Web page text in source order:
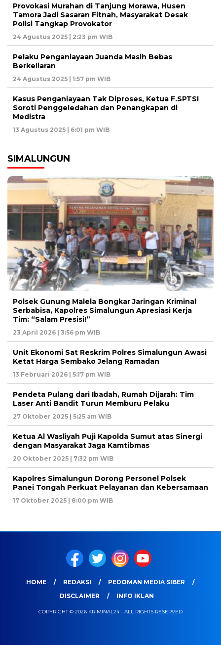
Provokasi Murahan di Tanjung Morawa, Husen
Tamora Jadi Sasaran Fitnah, Masyarakat Desak
Polisi Tangkap Provokator
24 Agustus 2025 | 2:23 pm WIB
Pelaku Penganiayaan Juanda Masih Bebas
Berkeliaran
24 Agustus 2025 | 1:57 pm WIB
Kasus Penganiayaan Tak Diproses, Ketua F.SPTSI
Soroti Penggeledahan dan Penangkapan di
Medistra
13 Agustus 2025 | 6:01 pm WIB
SIMALUNGUN
Polsek Gunung Malela Bongkar Jaringan Kriminal
Serbabisa, Kapolres Simalungun Apresiasi Kerja
Tim: “Salam Presisi!”
23 April 2026 | 3:56 pm WIB
Unit Ekonomi Sat Reskrim Polres Simalungun Awasi
Ketat Harga Sembako Jelang Ramadan
13 Februari 2026 | 5:17 pm WIB
Pendeta Pulang dari Ibadah, Rumah Dijarah: Tim
Laser Anti Bandit Turun Memburu Pelaku
27 Oktober 2025 | 5:25 am WIB
Ketua Al Wasliyah Puji Kapolda Sumut atas Sinergi
dengan Masyarakat Jaga Kamtibmas
20 Oktober 2025 | 7:32 pm WIB
Kapolres Simalungun Dorong Personel Polsek
Panei Tongah Perkuat Pelayanan dan Kebersamaan
17 Oktober 2025 | 8:00 pm WIB
HOME REDAKSI
PEDOMAN MEDIA SIBER
DISCLAIMER
INFO IKLAN
COPYRIGHT © 2026 KRIMINAL24 - ALL RIGHTS RESERVED